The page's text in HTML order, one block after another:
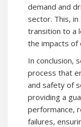
demand and
sector. This,
transition to a
the impacts of
In conclusion,
process that
and safety of
providing a
performance,
failures,